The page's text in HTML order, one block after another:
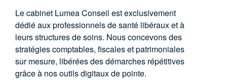
Le cabinet Lumea Conseil est exclusivement
dédié aux professionnels de santé libéraux et à
leurs structures de soins. Nous concevons des
stratégies comptables, fiscales et patrimoniales
sur mesure, libérées des démarches répétitives
grâce à nos outils digitaux de pointe.